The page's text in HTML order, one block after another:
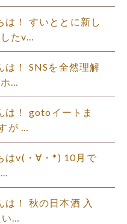
！ すいととに新し
たv…
！ SNSを全然理解
…
は！ gotoイートま
が …
はv(・∀・*) 10月で
！ 秋の日本酒 入
い…